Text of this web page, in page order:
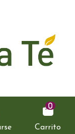
0
Carrito